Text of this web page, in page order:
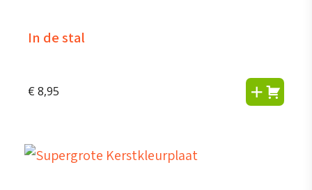
In de stal
€ 8,95